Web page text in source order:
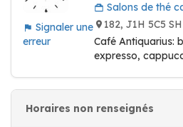
Signaler une
erreur
Salons de thé
182, J1H 5C5
Café Antiquarius:
expresso,
Horaires non renseignés